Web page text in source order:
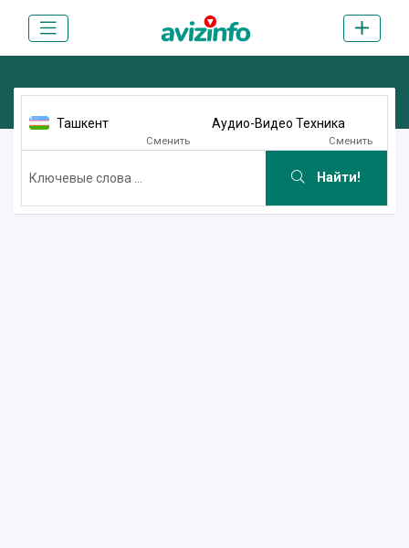
Ташкент
Сменить
Аудио-Видео Техника
Сменить
Найти!